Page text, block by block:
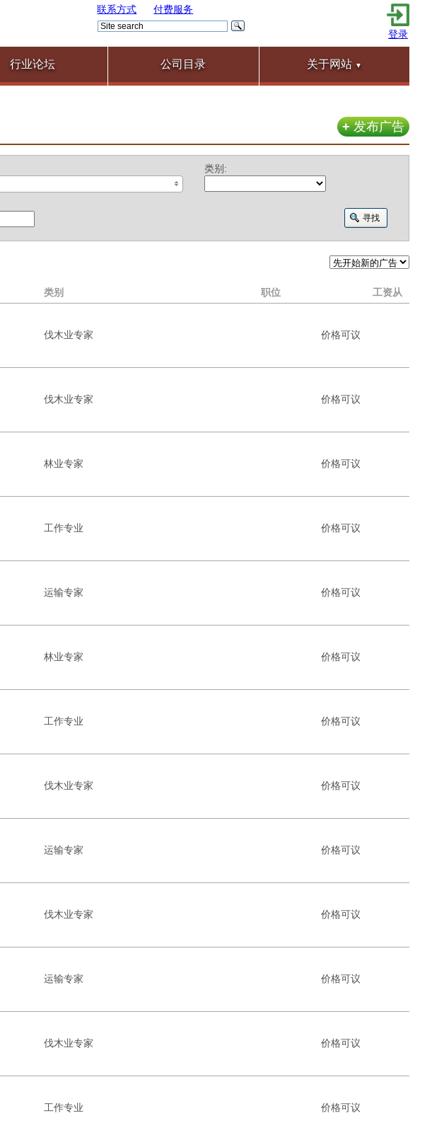
联系方式 付费服务
登录
行业论坛 公司目录 关于网站 ▼
+发布广告
类别:
类别 职位 工资从
伐木业专家 价格可议
伐木业专家 价格可议
林业专家 价格可议
工作专业 价格可议
运输专家 价格可议
林业专家 价格可议
工作专业 价格可议
伐木业专家 价格可议
运输专家 价格可议
伐木业专家 价格可议
运输专家 价格可议
伐木业专家 价格可议
工作专业 价格可议